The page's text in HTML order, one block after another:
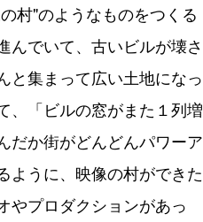
村"のようなものをつくる
んでいて、古いビルが壊さ
と集まって広い土地になっ
、「ビルの窓がまた１列増
だか街がどんどんパワーア
ように、映像の村ができた
やプロダクションがあっ